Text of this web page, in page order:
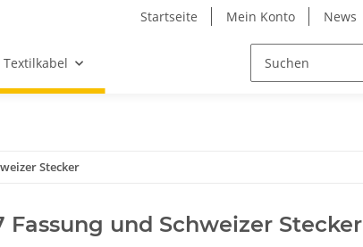
Startseite Mein Konto News
Textilkabel
Stecker
Fassung und Schweizer Stecker